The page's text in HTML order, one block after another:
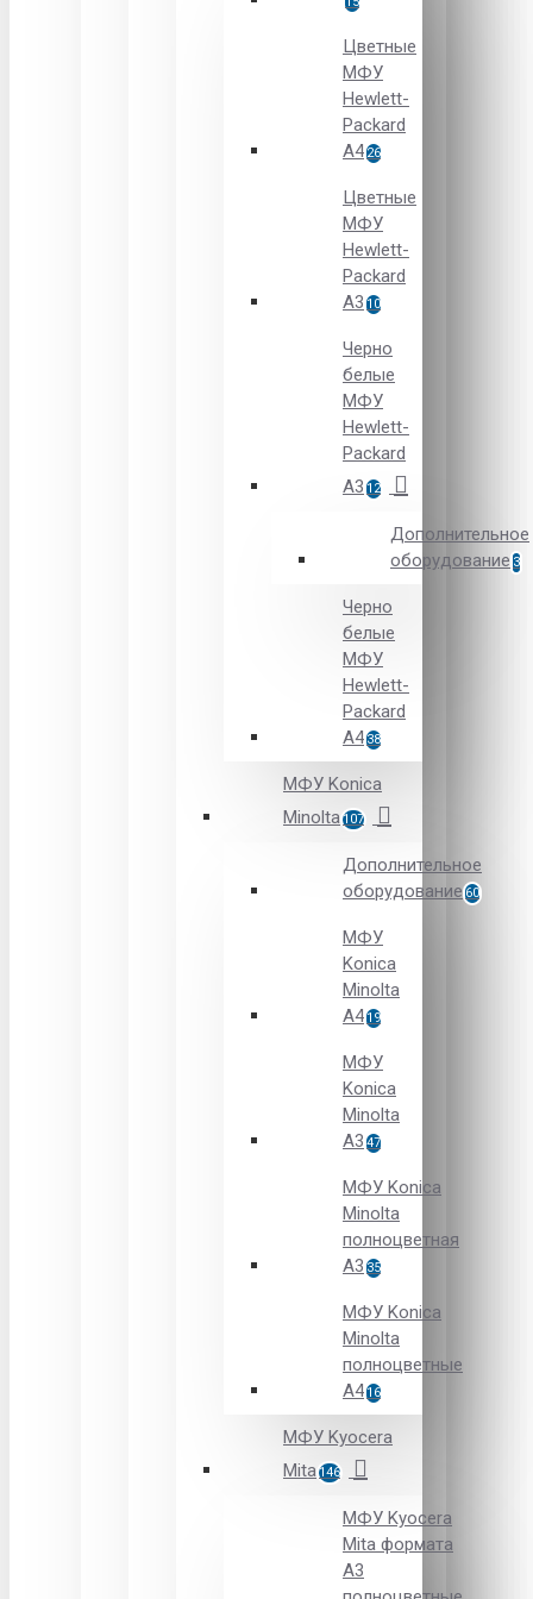
Цветные
МФУ
Hewlett-
Packard
A426
Цветные
МФУ
Hewlett-
Packard
А3 10
Черно
белые
МФУ
Hewlett-
Packard
А3 12
Дополнительное
оборудование 3
Черно
белые
МФУ
Hewlett-
Packard
А438
МФУ Konica
Minolta107
Дополнительное
оборудование 60
МФУ
Konica
Minolta
A419
МФУ
Konica
Minolta
A3 47
МФУ Konica
Minolta
полноцветная
А3 35
МФУ Konica
Minolta
полноцветные
А416
МФУ Kyocera
Mita146
МФУ Kyocera
Mita формата
A3